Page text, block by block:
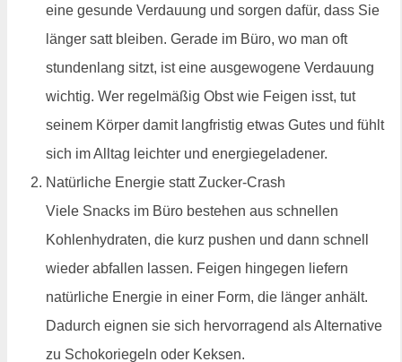
eine gesunde Verdauung und sorgen dafür, dass Sie
länger satt bleiben. Gerade im Büro, wo man oft
stundenlang sitzt, ist eine ausgewogene Verdauung
wichtig. Wer regelmäßig Obst wie Feigen isst, tut
seinem Körper damit langfristig etwas Gutes und fühlt
sich im Alltag leichter und energiegeladener.
Natürliche Energie statt Zucker-Crash
Viele Snacks im Büro bestehen aus schnellen
Kohlenhydraten, die kurz pushen und dann schnell
wieder abfallen lassen. Feigen hingegen liefern
natürliche Energie in einer Form, die länger anhält.
Dadurch eignen sie sich hervorragend als Alternative
zu Schokoriegeln oder Keksen.